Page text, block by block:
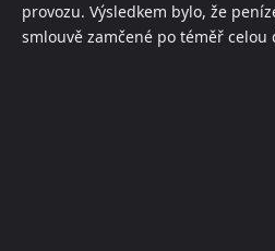
provozu. Výsledkem bylo, že
smlouvě zamčené po téměř celou